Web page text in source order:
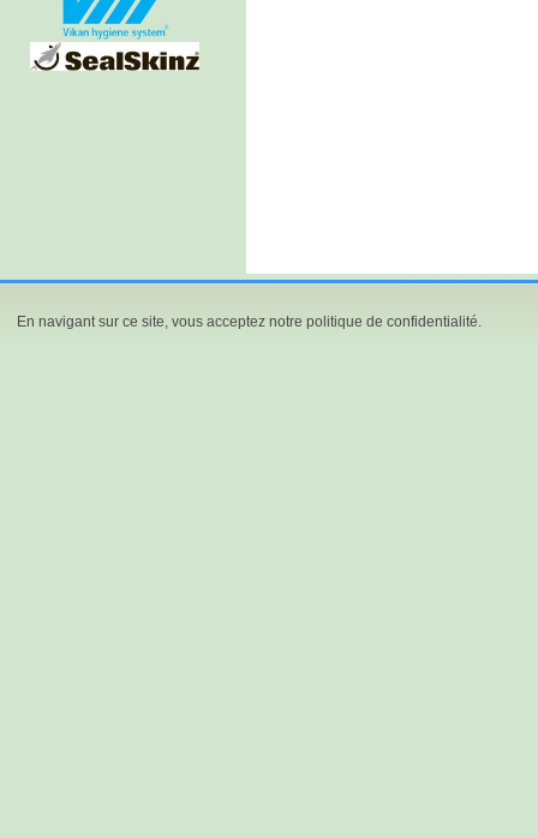
En navigant sur ce site, vous acceptez notre politique de confidentialité.